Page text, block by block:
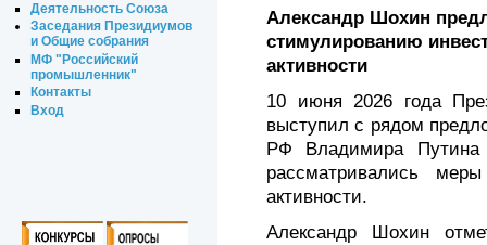
Деятельность Союза
Заседания Президиумов
и Общие собрания
МФ "Российский
промышленник"
Контакты
Вход
Александр Шохин
стимулированию
активности
10 июня 2026 года
выступил с рядом
РФ Владимира Путина
рассматривались
активности.
Александр Шохин